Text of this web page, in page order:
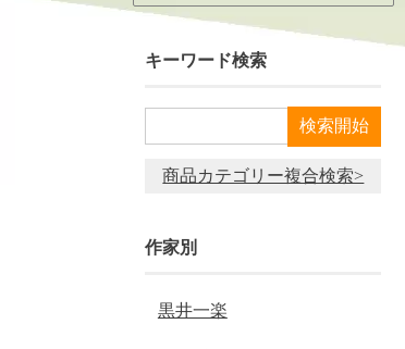
キーワード検索
商品カテゴリー複合検索>
作家別
黒井一楽